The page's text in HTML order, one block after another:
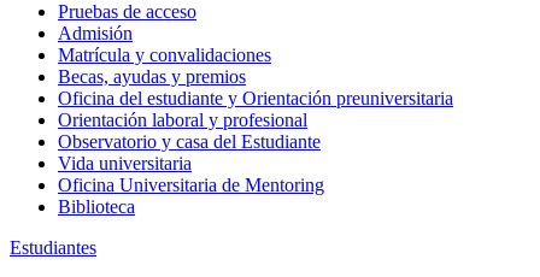
Pruebas de acceso
Admisión
Matrícula y convalidaciones
Becas, ayudas y premios
Oficina del estudiante y Orientación preuniversitaria
Orientación laboral y profesional
Observatorio y casa del Estudiante
Vida universitaria
Oficina Universitaria de Mentoring
Biblioteca
Estudiantes